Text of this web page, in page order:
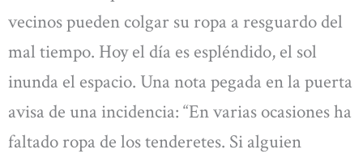
vecinos pueden colgar su ropa a resguardo del
mal tiempo. Hoy el día es espléndido, el sol
inunda el espacio. Una nota pegada en la puerta
avisa de una incidencia: “En varias ocasiones ha
faltado ropa de los tenderetes. Si alguien